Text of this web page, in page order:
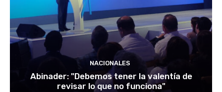
NACIONALES
Abinader: "Debemos tener la valentía de
revisar lo que no funciona"